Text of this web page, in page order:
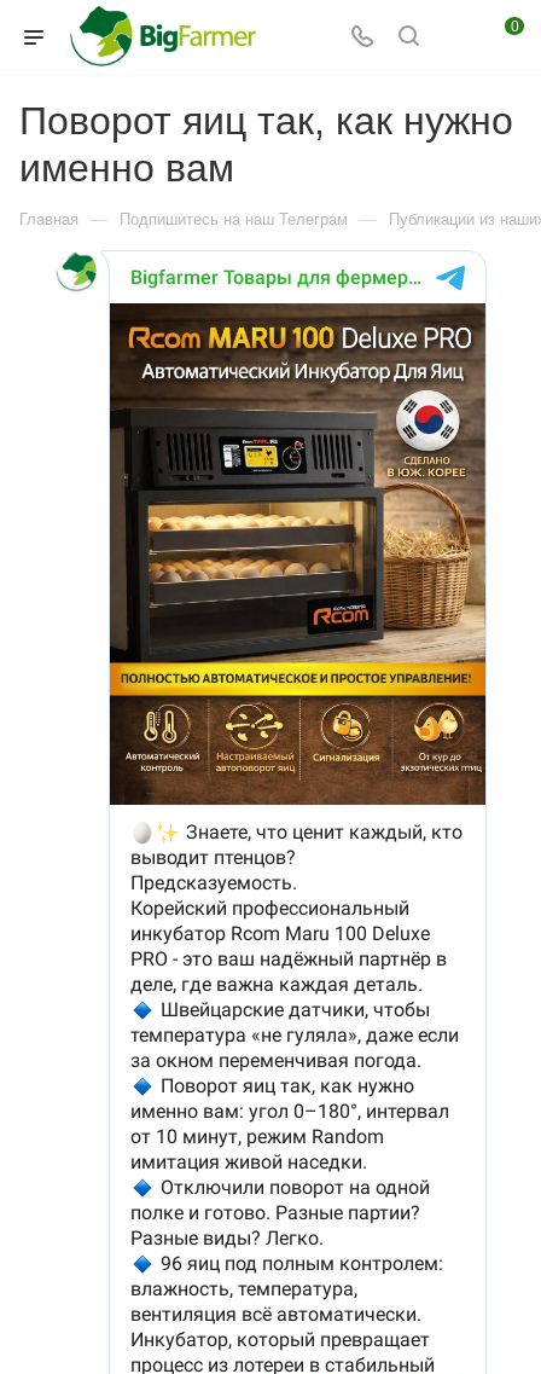
0
Поворот яиц так, как нужно
именно вам
Главная — Подпишитесь на наш Телеграм — Публикации из